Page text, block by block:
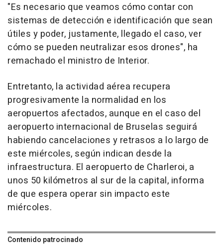
"Es necesario que veamos cómo contar con
sistemas de detección e identificación que sean
útiles y poder, justamente, llegado el caso, ver
cómo se pueden neutralizar esos drones", ha
remachado el ministro de Interior.
Entretanto, la actividad aérea recupera
progresivamente la normalidad en los
aeropuertos afectados, aunque en el caso del
aeropuerto internacional de Bruselas seguirá
habiendo cancelaciones y retrasos a lo largo de
este miércoles, según indican desde la
infraestructura. El aeropuerto de Charleroi, a
unos 50 kilómetros al sur de la capital, informa
de que espera operar sin impacto este
miércoles.
Contenido patrocinado